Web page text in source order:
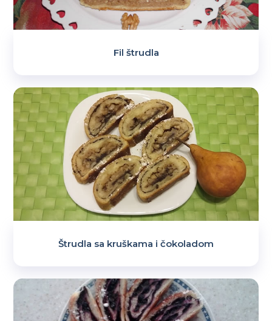
Fil štrudla
Štrudla sa kruškama i čokoladom